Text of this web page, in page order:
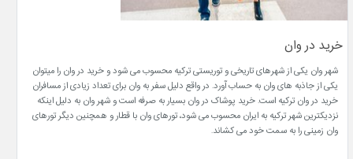
خرید در وان
شهر وان یکی از شهرهای تاریخی و توریستی ترکیه محسوب می شود و خرید در وان را میتوان
یکی از جاذبه های وان به حساب آورد. در واقع دلیل سفر به وان برای تعداد زیادی از مسافران
خرید در وان ترکیه است. خرید پوشاک در وان بسیار به صرفه است و شهر وان به دلیل اینکه
نزدیکترین شهر ترکیه به ایران محسوب می شود، تورهای وان با قطار و همچنین دیگر تورهای
وان زمینی را به سمت خود می کشاند.